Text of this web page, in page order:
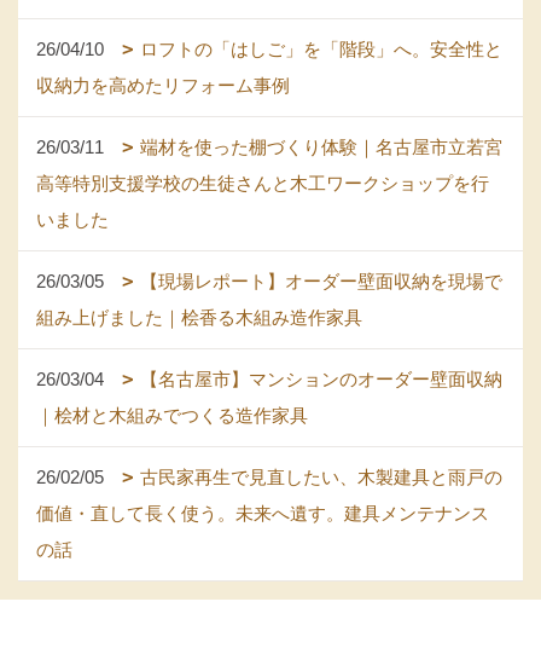
26/04/10
ロフトの「はしご」を「階段」へ。安全性と
収納力を高めたリフォーム事例
26/03/11
端材を使った棚づくり体験｜名古屋市立若宮
高等特別支援学校の生徒さんと木工ワークショップを行
いました
26/03/05
【現場レポート】オーダー壁面収納を現場で
組み上げました｜桧香る木組み造作家具
26/03/04
【名古屋市】マンションのオーダー壁面収納
｜桧材と木組みでつくる造作家具
26/02/05
古民家再生で見直したい、木製建具と雨戸の
価値・直して長く使う。未来へ遺す。建具メンテナンス
の話